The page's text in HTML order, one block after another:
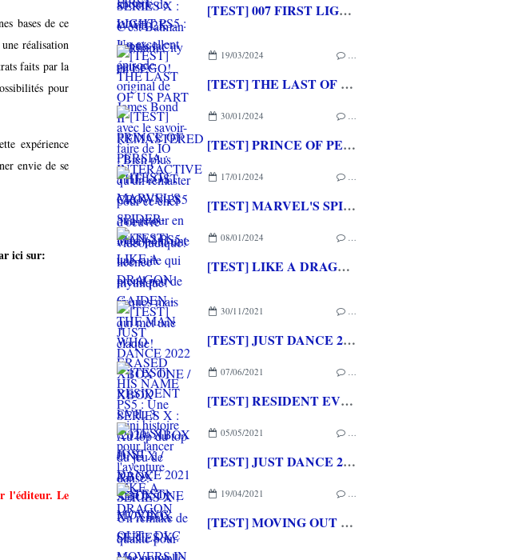
bases de ce
réalisation
faits par la
pour
expérience
envie de se
ici sur:
l'éditeur. Le
[TEST] 007 FIRST LIGHT PS5 : Un excellent épisode original de James Bond avec le savoir-faire de IO INTERACTIVE
19/03/2024 …
[TEST] THE LAST OF US PART II REMASTERED : Bien plus qu'un remaster pour ce chef d'oeuvre vidéoludique!
30/01/2024 …
[TEST] PRINCE OF PERSIA : THE LOST CROWN PS5 : un retour en force pour une licence mythique!
17/01/2024 …
[TEST] MARVEL'S SPIDER-MAN 2 PS5 : une suite qui prend peu de risques mais qui met une claque!
08/01/2024 …
[TEST] LIKE A DRAGON GAIDEN - THE MAN WHO ERASED HIS NAME PS5 : Une mini histoire pour lancer l'aventure LIKE A DRAGON
30/11/2021 …
[TEST] JUST DANCE 2022 XBOX ONE / XBOX SERIES X : Au top du top du jeu de danse!
07/06/2021 …
[TEST] RESIDENT EVIL 3 (2020) XBOX ONE X / XBOX SERIES X : Un remake de qualité pour une grande saga de l'horreur
05/05/2021 …
[TEST] JUST DANCE 2021 XBOX ONE X / XBOX SERIES X : Une nouvelle tracklist et toujours du fun
19/04/2021 …
[TEST] MOVING OUT - DLC MOVERS IN PARADISE XBOX SERIES X : Y a du soleil et des démanagements dingos... Tra la dire la dada...